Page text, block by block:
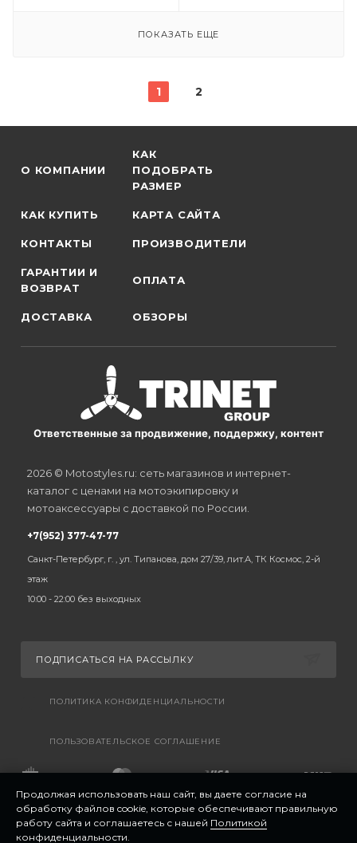
ПОКАЗАТЬ ЕЩЕ
1 2
О КОМПАНИИ
КАК
ПОДОБРАТЬ
РАЗМЕР
КАК КУПИТЬ КАРТА САЙТА
КОНТАКТЫ ПРОИЗВОДИТЕЛИ
ГАРАНТИИ И
ВОЗВРАТ
ОПЛАТА
ДОСТАВКА ОБЗОРЫ
Ответственные за продвижение, поддержку, контент
2026 © Motostyles.ru: сеть магазинов и интернет-
каталог с ценами на мотоэкипировку и
мотоаксессуары с доставкой по России.
+7(952) 377-47-77
Санкт-Петербург, г. , ул. Типанова, дом 27/39, лит.А, ТК Космос, 2-й
этаж
10:00 - 22:00 без выходных
ПОДПИСАТЬСЯ НА РАССЫЛКУ
ПОЛИТИКА КОНФИДЕНЦИАЛЬНОСТИ
ПОЛЬЗОВАТЕЛЬСКОЕ СОГЛАШЕНИЕ
Продолжая использовать наш сайт, вы даете согласие на
обработку файлов cookie, которые обеспечивают правильную
работу сайта и соглашаетесь с нашей Политикой
конфиденциальности.